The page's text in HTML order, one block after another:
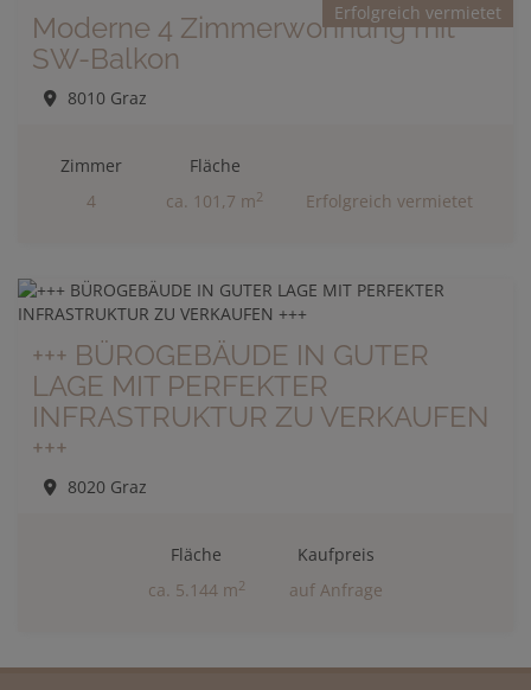
Erfolgreich vermietet
Moderne 4 Zimmerwohnung mit
SW-Balkon
8010 Graz
Zimmer
4
Fläche
ca. 101,7 m2 Erfolgreich vermietet
+++ BÜROGEBÄUDE IN GUTER
LAGE MIT PERFEKTER
INFRASTRUKTUR ZU VERKAUFEN
+++
8020 Graz
Fläche
ca. 5.144 m2
Kaufpreis
auf Anfrage